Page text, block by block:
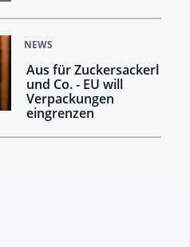
NEWS
Aus für Zuckersackerl
und Co. - EU will
Verpackungen
eingrenzen